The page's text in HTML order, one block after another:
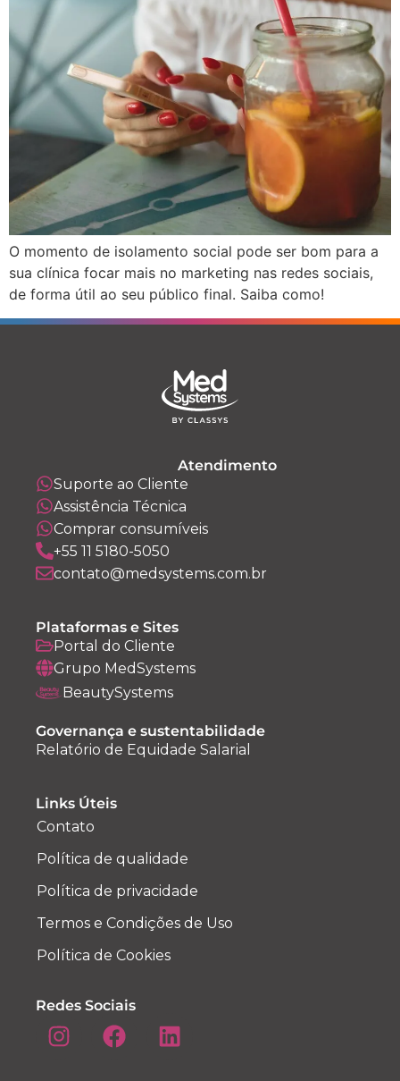
O momento de isolamento social pode ser bom para a
sua clínica focar mais no marketing nas redes sociais,
de forma útil ao seu público final. Saiba como!
Atendimento
Suporte ao Cliente
Assistência Técnica
Comprar consumíveis
+55 11 5180-5050
contato@medsystems.com.br
Plataformas e Sites
Portal do Cliente
Grupo MedSystems
BeautySystems
Governança e sustentabilidade
Relatório de Equidade Salarial
Links Úteis
Contato
Política de qualidade
Política de privacidade
Termos e Condições de Uso
Política de Cookies
Redes Sociais